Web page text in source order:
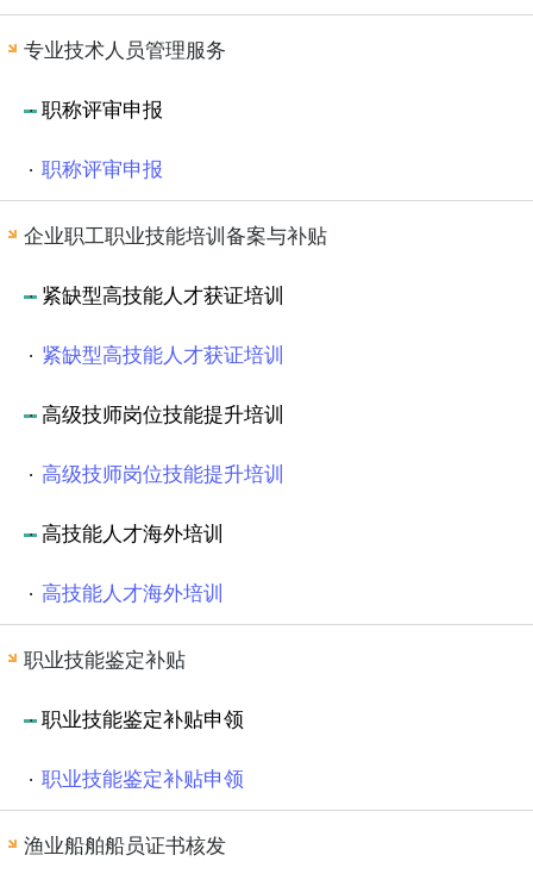
专业技术人员管理服务
职称评审申报
职称评审申报
企业职工职业技能培训备案与补贴
紧缺型高技能人才获证培训
紧缺型高技能人才获证培训
高级技师岗位技能提升培训
高级技师岗位技能提升培训
高技能人才海外培训
高技能人才海外培训
职业技能鉴定补贴
职业技能鉴定补贴申领
职业技能鉴定补贴申领
渔业船舶船员证书核发